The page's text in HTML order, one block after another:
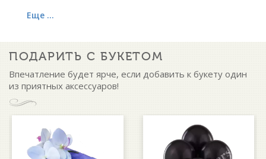
Еще ...
ПОДАРИТЬ С БУКЕТОМ
Впечатление будет ярче, если добавить к букету один
из приятных аксессуаров!